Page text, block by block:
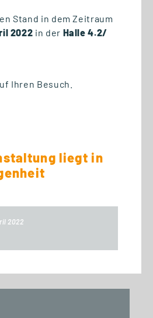
Innovation
Stand in dem Zeitraum
2022 in der Halle 4.2/
Ihren Besuch.
liegt in
2022